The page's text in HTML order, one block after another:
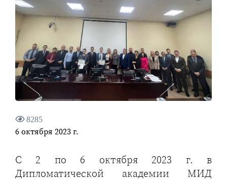
8285
6 октября 2023 г.
С 2 по 6 октября 2023 г. в
Дипломатической академии МИД